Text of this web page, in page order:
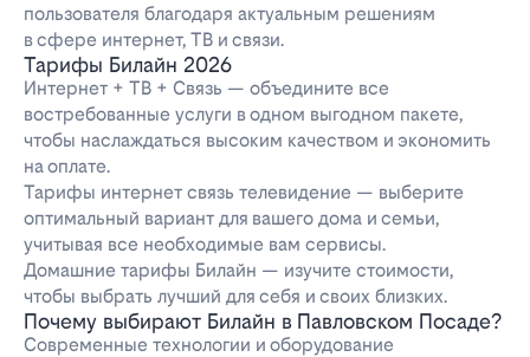
пользователя благодаря актуальным решениям
в сфере интернет, ТВ и связи.
Тарифы Билайн 2026
Интернет + ТВ + Связь — объедините все
востребованные услуги в одном выгодном пакете,
чтобы наслаждаться высоким качеством и экономить
на оплате.
Тарифы интернет связь телевидение — выберите
оптимальный вариант для вашего дома и семьи,
учитывая все необходимые вам сервисы.
Домашние тарифы Билайн — изучите стоимости,
чтобы выбрать лучший для себя и своих близких.
Почему выбирают Билайн в Павловском Посаде?
Современные технологии и оборудование